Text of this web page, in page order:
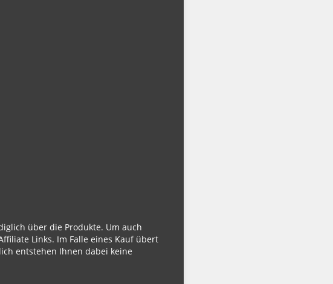
über die Produkte. Um auch
Links. Im Falle eines Kauf übert
entstehen Ihnen dabei keine